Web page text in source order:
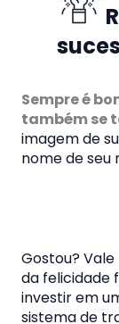
Sempre é
também se
imagem de
nome de seu
Gostou?
da felicidade
investir em
sistema de